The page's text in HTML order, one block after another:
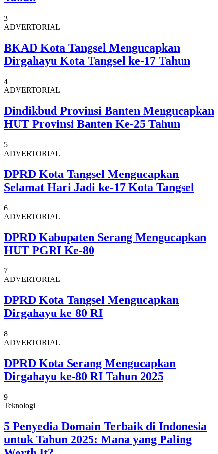
3
ADVERTORIAL
BKAD Kota Tangsel Mengucapkan
Dirgahayu Kota Tangsel ke-17 Tahun
4
ADVERTORIAL
Dindikbud Provinsi Banten Mengucapkan
HUT Provinsi Banten Ke-25 Tahun
5
ADVERTORIAL
DPRD Kota Tangsel Mengucapkan
Selamat Hari Jadi ke-17 Kota Tangsel
6
ADVERTORIAL
DPRD Kabupaten Serang Mengucapkan
HUT PGRI Ke-80
7
ADVERTORIAL
DPRD Kota Tangsel Mengucapkan
Dirgahayu ke-80 RI
8
ADVERTORIAL
DPRD Kota Serang Mengucapkan
Dirgahayu ke-80 RI Tahun 2025
9
Teknologi
5 Penyedia Domain Terbaik di Indonesia
untuk Tahun 2025: Mana yang Paling